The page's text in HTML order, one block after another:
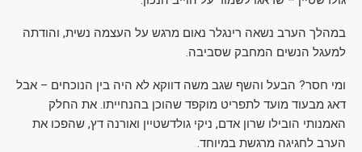
במהלך הערב נשאה רינגלר נאום מרגש על העצמה נשית, והודתה
למעגל הנשים המחבק שסביבה.
ומי חסר? הבעל והשף שגב משה דווקא לא היה בין הנוכחים – אבל
דאג מבעוד מועד לתפריט מוקפד שהוכן בהנחייתו. את החלק
האמנותי הובילו שרון אדם, ניקי גולדשטיין ואורנה דץ, שהפכו את
הערב לחגיגה מרגשת במיוחד.